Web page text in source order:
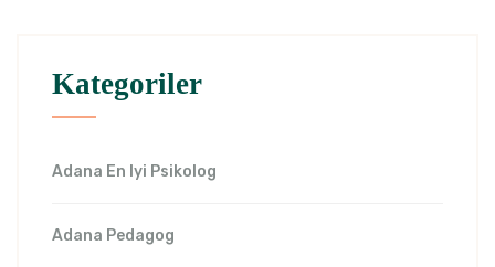
Kategoriler
Adana En Iyi Psikolog
Adana Pedagog